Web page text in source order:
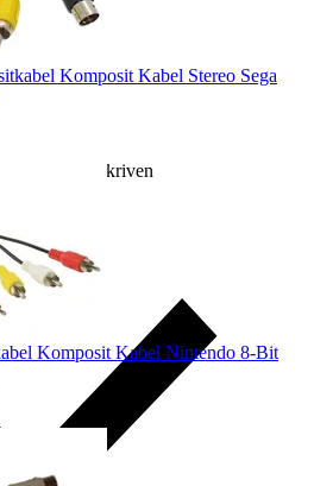
är som beskriven
Komposit Kabel Stereo Sega
Komposit Kabel Nintendo 8-Bit